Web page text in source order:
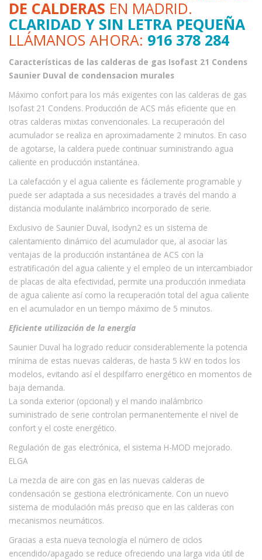
DE CALDERAS EN MADRID.
CLARIDAD Y SIN LETRA PEQUEÑA
LLÁMANOS AHORA: 916 378 284
Características de las calderas de gas Isofast 21 Condens
Saunier Duval de condensacion murales
Máximo confort para los más exigentes con las calderas de gas
Isofast 21 Condens. Producción de ACS más eficiente que en
otras calderas mixtas convencionales. La recuperación del
acumulador se realiza en aproximadamente 2 minutos. En caso
de agotarse, la caldera puede continuar suministrando agua
caliente en producción instantánea.
La calefacción y el agua caliente es fácilemente programable y
puede ser adaptada a sus necesidades a través del mando a
distancia modulante inalámbrico incorporado de serie.
Exclusivo de Saunier Duval, Isodyn2 es un sistema de
calentamiento dinámico del acumulador que, al asociar las
ventajas de la producción instantánea de ACS con la
estratificación del agua caliente y el empleo de un intercambiador
de placas de alta efectividad, permite una producción inmediata
de agua caliente así como la recuperación total del agua caliente
en el acumulador en un tiempo máximo de 5 minutos.
Eficiente utilización de la energía
Saunier Duval ha logrado reducir considerablemente la potencia
mínima de estas nuevas calderas, de hasta 5 kW en todos los
modelos, evitando así el despilfarro energético en momentos de
baja demanda.
La sonda exterior (opcional) y el mando inalámbrico
suministrado de serie controlan permanentemente el nivel de
confort y el coste energético.
Regulación de gas electrónica, el sistema H-MOD mejorado.
ELGA
La mezcla de aire con gas en las nuevas calderas de
condensación se gestiona electrónicamente. Con un nuevo
sistema de modulación más preciso que en las calderas con
mecanismos neumáticos.
Gracias a esta nueva tecnología el número de ciclos
encendido/apagado se reduce ofreciendo una larga vida útil de